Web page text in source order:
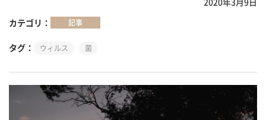
カテゴリ
記事
タグ ウィルス 菌